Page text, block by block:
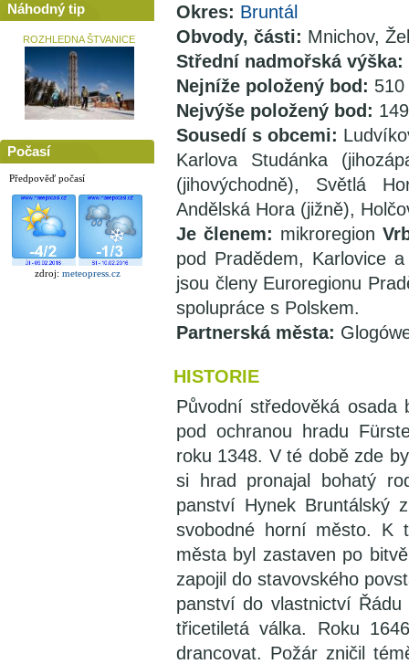
Náhodný tip
ROZHLEDNA ŠTVANICE
Počasí
Předpověď počasí
zdroj: meteopress.cz
Okres: Bruntál
Obvody, části: Mnichov,
Střední nadmořská výška:
Nejníže položený bod:
Nejvýše položený bod:
Sousedí s obcemi:
Karlova Studánka
(jihovýchodně), Světlá
Andělská Hora (jižně),
Je členem: mikroregion
pod Pradědem, Karlovice
jsou členy Euroregionu
spolupráce s Polskem.
Partnerská města:
HISTORIE
Původní středověká
pod ochranou hradu
roku 1348. V té době zde
si hrad pronajal bohatý
panství Hynek Bruntálský
svobodné horní město. K
města byl zastaven po
zapojil do stavovského
panství do vlastnictví
třicetiletá válka. Roku
drancovat. Požár zničil